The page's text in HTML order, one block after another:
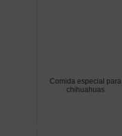
Comida especial para
chihuahuas